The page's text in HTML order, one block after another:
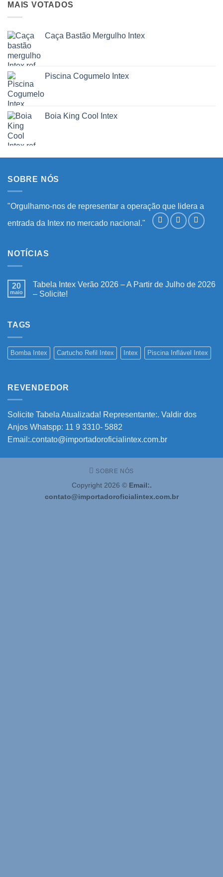
MAIS VOTADOS
Caça Bastão Mergulho Intex
Piscina Cogumelo Intex
Boia King Cool Intex
SOBRE NÓS
"Orgulhamo-nos de representar a operação que lidera a
entrada da Intex no mercado nacional."
NOTÍCIAS
20
maio
Tabela Intex Verão 2026 – A Partir de Julho de 2026
– Solicite!
–
A
2026
TAGS
Bomba Intex Cartucho Refil Intex Intex Piscina Inflável Intex
REVENDEDOR
Solicite Tabela Atualizada! Representante:. Valdir dos
Anjos Whatspp: 11 9 3310- 5882
Email:.contato@importadoroficialintex.com.br
SOBRE NÓS
Copyright 2026 © Email:.
contato@importadoroficialintex.com.br